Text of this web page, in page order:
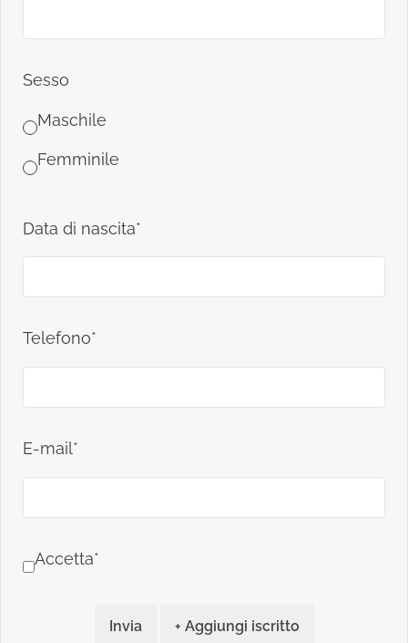
Sesso
Maschile
Femminile
Data di nascita*
Telefono*
E-mail*
Accetta*
Invia + Aggiungi iscritto